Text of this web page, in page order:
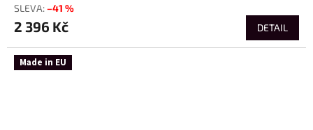
–41 %
2 396 Kč DETAIL
Made in EU